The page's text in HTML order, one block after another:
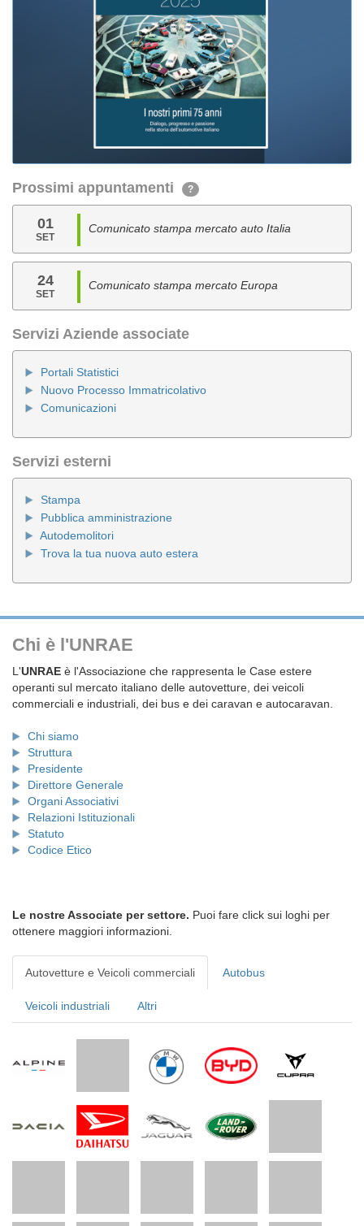
Prossimi appuntamenti ?
01
SET
Comunicato stampa mercato auto Italia
24
SET
Comunicato stampa mercato Europa
Servizi Aziende associate
Portali Statistici
Nuovo Processo Immatricolativo
Comunicazioni
Servizi esterni
Stampa
Pubblica amministrazione
Autodemolitori
Trova la tua nuova auto estera
Chi è l'UNRAE
L'UNRAE è l'Associazione che rappresenta le Case estere
operanti sul mercato italiano delle autovetture, dei veicoli
commerciali e industriali, dei bus e dei caravan e autocaravan.
Chi siamo
Struttura
Presidente
Direttore Generale
Organi Associativi
Relazioni Istituzionali
Statuto
Codice Etico
Le nostre Associate per settore. Puoi fare click sui loghi per
ottenere maggiori informazioni.
Autovetture e Veicoli commerciali Autobus
Veicoli industriali Altri